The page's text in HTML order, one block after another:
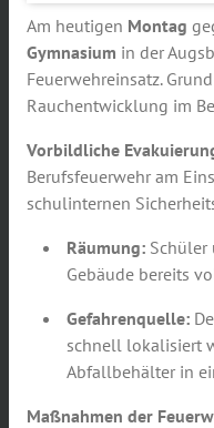
Am heutigen Montag
Gymnasium in der
Feuerwehreinsatz.
Rauchentwicklung im
Vorbildliche
Berufsfeuerwehr am
schulinternen
Räumung: Schüler
Gebäude bereits
Gefahrenquelle:
schnell lokalisiert
Abfallbehälter in
Maßnahmen der